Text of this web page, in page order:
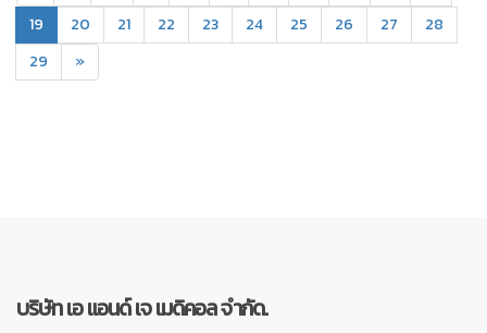
19 (current)
20 21 22 23 24 25 26 27
28
29
»
บริษัท เอ แอนด์ เจ เมดิคอล จำกัด.